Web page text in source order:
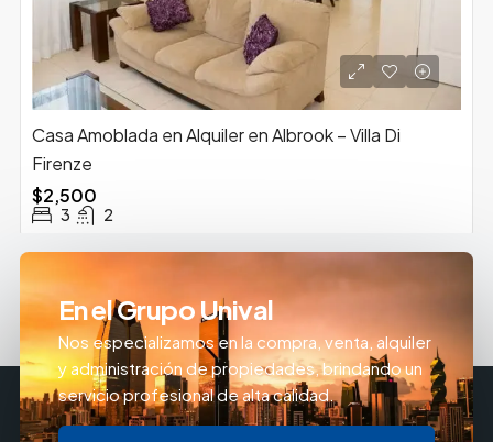
Casa Amoblada en Alquiler en Albrook – Villa Di
Firenze
$2,500
3 2
En el Grupo Unival
Nos especializamos en la compra, venta, alquiler
y administración de propiedades, brindando un
servicio profesional de alta calidad.